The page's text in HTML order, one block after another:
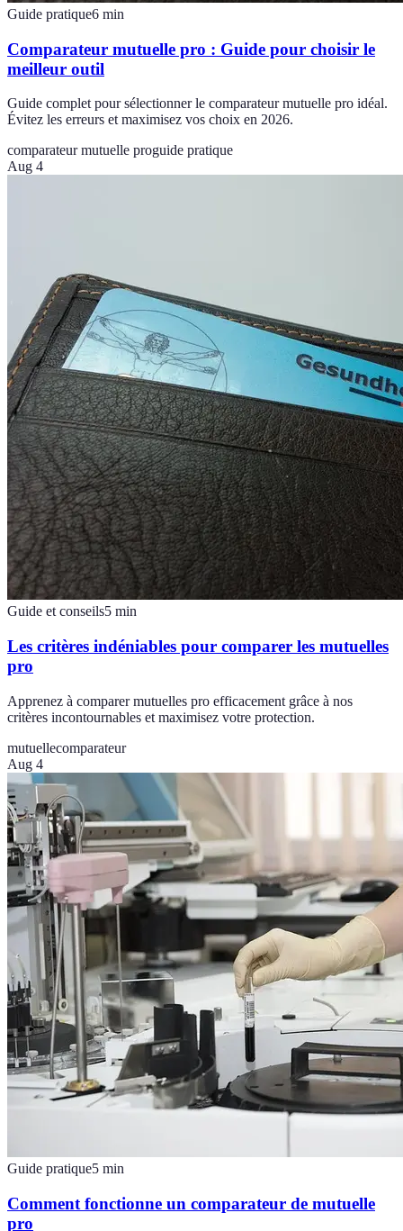
Guide pratique6 min
Comparateur mutuelle pro : Guide pour choisir le
meilleur outil
Guide complet pour sélectionner le comparateur mutuelle pro idéal.
Évitez les erreurs et maximisez vos choix en 2026.
comparateur mutuelle proguide pratique
Aug 4
Guide et conseils5 min
Les critères indéniables pour comparer les mutuelles
pro
Apprenez à comparer mutuelles pro efficacement grâce à nos
critères incontournables et maximisez votre protection.
mutuellecomparateur
Aug 4
Guide pratique5 min
Comment fonctionne un comparateur de mutuelle
pro